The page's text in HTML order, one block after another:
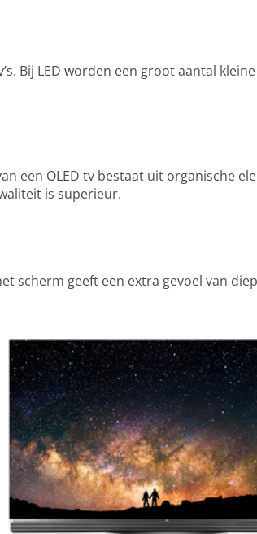
Bij LED worden een groot aantal
een OLED tv bestaat uit organische
is superieur.
scherm geeft een extra gevoel van